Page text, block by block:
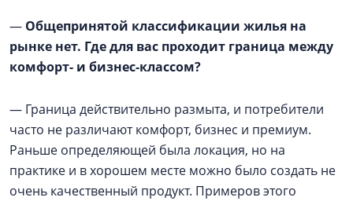
— Общепринятой классификации жилья на
рынке нет. Где для вас проходит граница между
комфорт- и бизнес-классом?
— Граница действительно размыта, и потребители
часто не различают комфорт, бизнес и премиум.
Раньше определяющей была локация, но на
практике и в хорошем месте можно было создать не
очень качественный продукт. Примеров этого